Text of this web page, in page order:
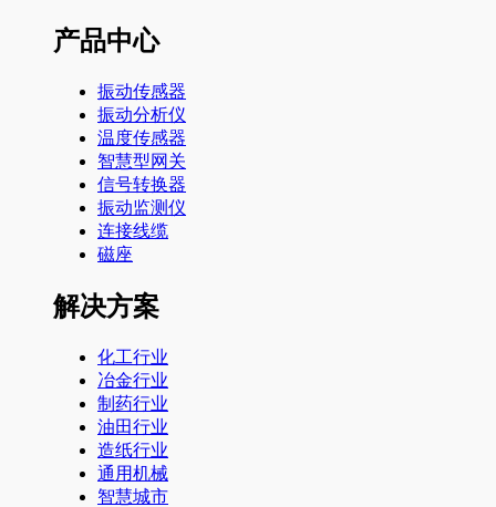
产品中心
振动传感器
振动分析仪
温度传感器
智慧型网关
信号转换器
振动监测仪
连接线缆
磁座
解决方案
化工行业
冶金行业
制药行业
油田行业
造纸行业
通用机械
智慧城市